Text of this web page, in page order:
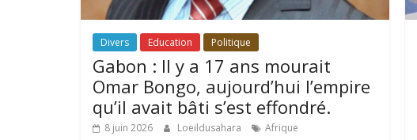
Divers Education Politique
Gabon : Il y a 17 ans mourait
Omar Bongo, aujourd’hui l’empire
qu’il avait bâti s’est effondré.
8 juin 2026 Loeildusahara Afrique